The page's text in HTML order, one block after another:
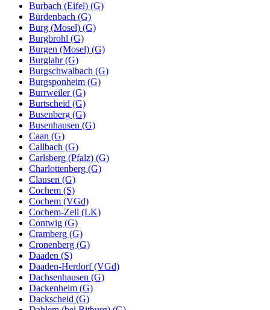
Burbach (Eifel) (G)
Bürdenbach (G)
Burg (Mosel) (G)
Burgbrohl (G)
Burgen (Mosel) (G)
Burglahr (G)
Burgschwalbach (G)
Burgsponheim (G)
Burrweiler (G)
Burtscheid (G)
Busenberg (G)
Busenhausen (G)
Caan (G)
Callbach (G)
Carlsberg (Pfalz) (G)
Charlottenberg (G)
Clausen (G)
Cochem (S)
Cochem (VGd)
Cochem-Zell (LK)
Contwig (G)
Cramberg (G)
Cronenberg (G)
Daaden (S)
Daaden-Herdorf (VGd)
Dachsenhausen (G)
Dackenheim (G)
Dackscheid (G)